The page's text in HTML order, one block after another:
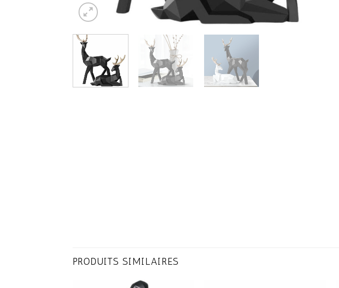
PRODUITS SIMILAIRES